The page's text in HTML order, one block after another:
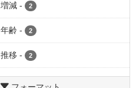
増減 - 2
年齢 - 2
推移 - 2